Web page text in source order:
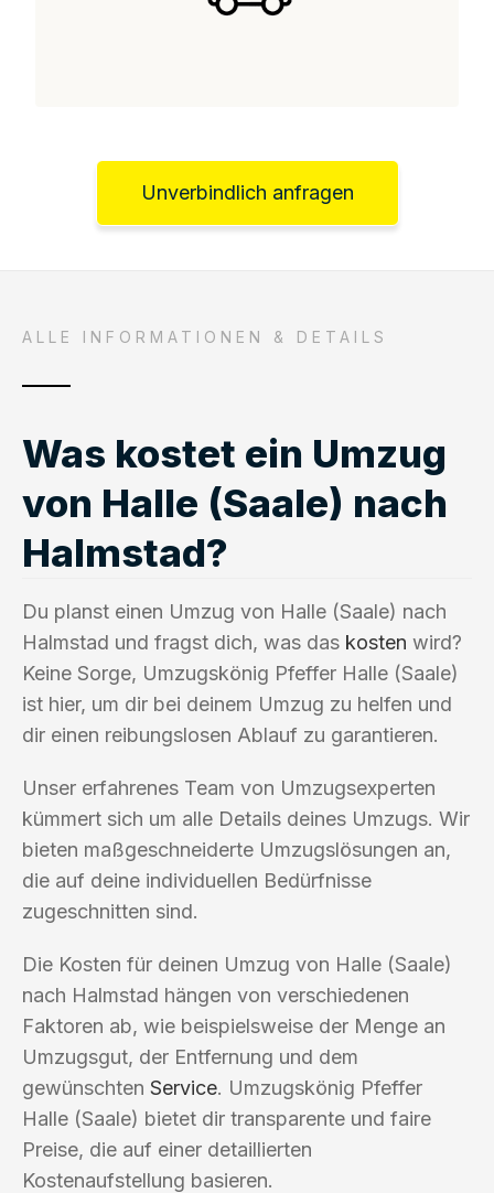
Unverbindlich anfragen
ALLE INFORMATIONEN & DETAILS
Was kostet ein Umzug
von Halle (Saale) nach
Halmstad?
Du planst einen Umzug von Halle (Saale) nach
Halmstad und fragst dich, was das kosten wird?
Keine Sorge, Umzugskönig Pfeffer Halle (Saale)
ist hier, um dir bei deinem Umzug zu helfen und
dir einen reibungslosen Ablauf zu garantieren.
Unser erfahrenes Team von Umzugsexperten
kümmert sich um alle Details deines Umzugs. Wir
bieten maßgeschneiderte Umzugslösungen an,
die auf deine individuellen Bedürfnisse
zugeschnitten sind.
Die Kosten für deinen Umzug von Halle (Saale)
nach Halmstad hängen von verschiedenen
Faktoren ab, wie beispielsweise der Menge an
Umzugsgut, der Entfernung und dem
gewünschten Service. Umzugskönig Pfeffer
Halle (Saale) bietet dir transparente und faire
Preise, die auf einer detaillierten
Kostenaufstellung basieren.